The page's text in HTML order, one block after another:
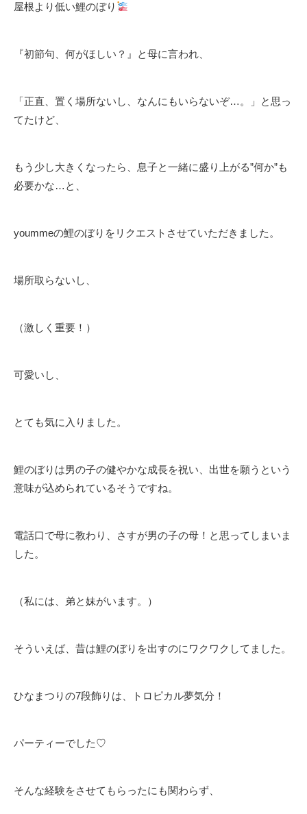
屋根より低い鯉のぼり
『初節句、何がほしい？』と母に言われ、
「正直、置く場所ないし、なんにもいらないぞ…。」と思っ
てたけど、
もう少し大きくなったら、息子と一緒に盛り上がる”何か”も
必要かな…と、
yoummeの鯉のぼりをリクエストさせていただきました。
場所取らないし、
（激しく重要！）
可愛いし、
とても気に入りました。
鯉のぼりは男の子の健やかな成長を祝い、出世を願うという
意味が込められているそうですね。
電話口で母に教わり、さすが男の子の母！と思ってしまいま
した。
（私には、弟と妹がいます。）
そういえば、昔は鯉のぼりを出すのにワクワクしてました。
ひなまつりの7段飾りは、トロピカル夢気分！
パーティーでした♡
そんな経験をさせてもらったにも関わらず、